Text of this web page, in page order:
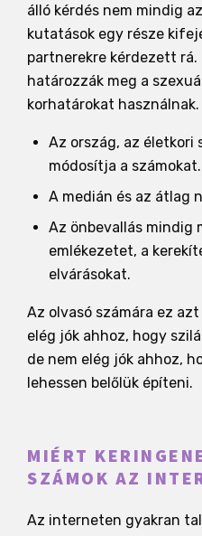
álló kérdés nem mindig
kutatások egy része
partnerekre kérdezett rá.
határozzák meg a
korhatárokat használnak.
Az ország, az életkori
módosítja a számokat.
A medián és az átlag
Az önbevallás mindig
emlékezetet, a
elvárásokat.
Az olvasó számára ez
elég jók ahhoz, hogy
de nem elég jók ahhoz,
lehessen belőlük építeni.
MIÉRT
SZÁMOK AZ
Az interneten gyakran